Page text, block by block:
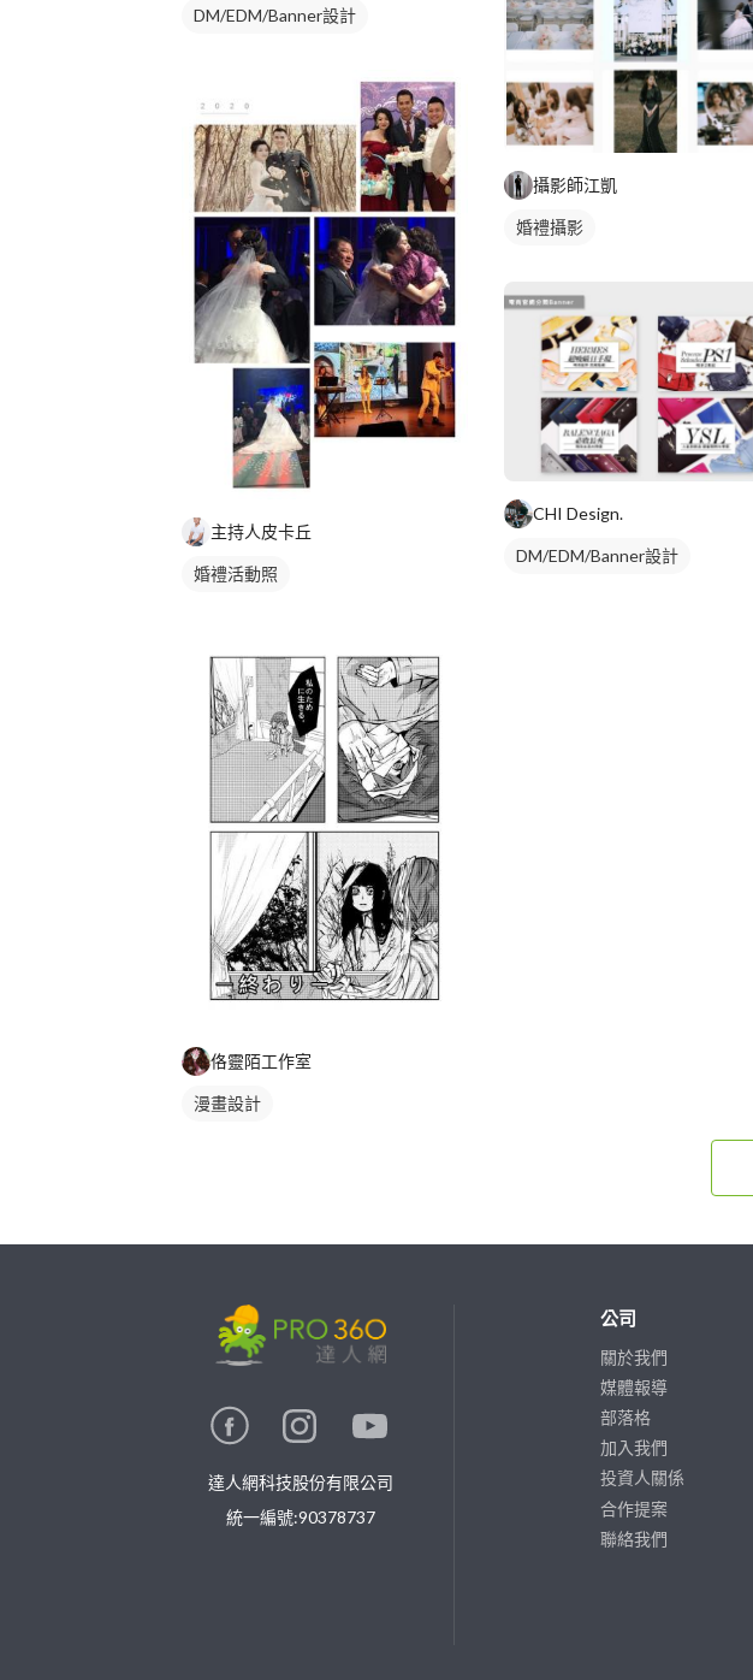
DM/EDM/Banner設計
主持人皮卡丘
婚禮活動照
佫靈陌工作室
漫畫設計
攝影師江凱
婚禮攝影
CHI Design.
DM/EDM/Banner設計
達人網科技股份有限公司
統一編號:90378737
公司
關於我們
媒體報導
部落格
加入我們
投資人關係
合作提案
聯絡我們